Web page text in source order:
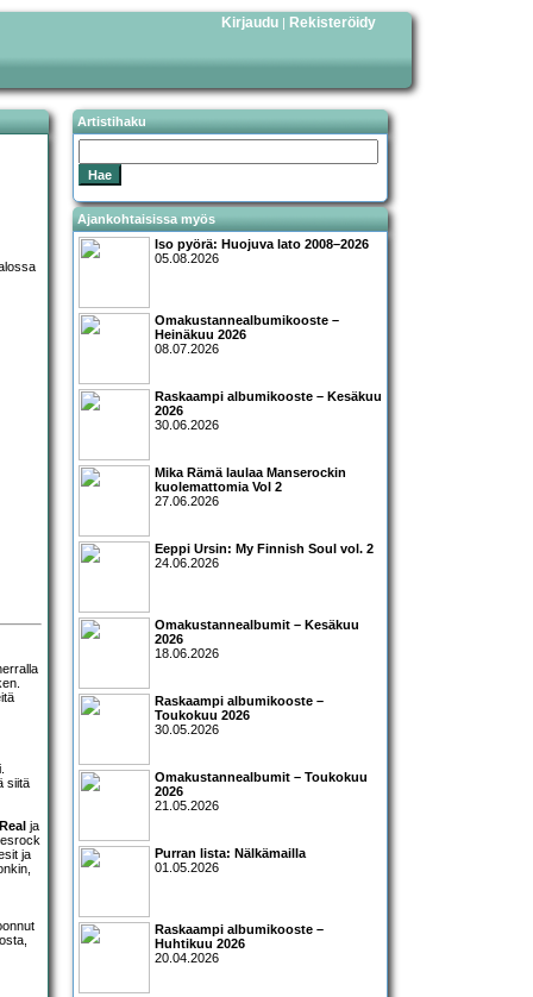
Kirjaudu | Rekisteröidy
siitä
ja
ja
Artistihaku
Ajankohtaisissa myös
Iso pyörä: Huojuva lato 2008–2026
05.08.2026
Omakustannealbumikooste –
Heinäkuu 2026
08.07.2026
Raskaampi albumikooste – Kesäkuu
2026
30.06.2026
Mika Rämä laulaa Manserockin
kuolemattomia Vol 2
27.06.2026
Eeppi Ursin: My Finnish Soul vol. 2
24.06.2026
Omakustannealbumit – Kesäkuu
2026
18.06.2026
Raskaampi albumikooste –
Toukokuu 2026
30.05.2026
Omakustannealbumit – Toukokuu
2026
21.05.2026
Purran lista: Nälkämailla
01.05.2026
Raskaampi albumikooste –
Huhtikuu 2026
20.04.2026